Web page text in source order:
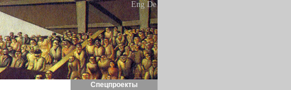
Eng De
Спецпроекты